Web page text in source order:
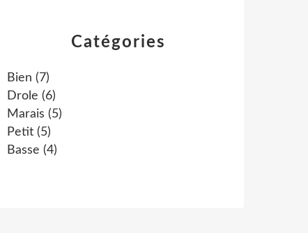
Catégories
Bien (7)
Drole (6)
Marais (5)
Petit (5)
Basse (4)